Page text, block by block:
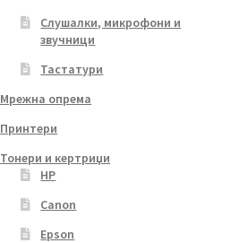
Слушалки, микрофони и
звучници
Тастатури
Мрежна опрема
Принтери
Тонери и кертриџи
HP
Canon
Epson